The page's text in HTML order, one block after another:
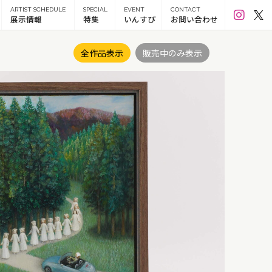
ARTIST SCHEDULE
展示情報
SPECIAL
特集
EVENT
いんすぴ
CONTACT
お問い合わせ
全作品表示 販売中のみ表示